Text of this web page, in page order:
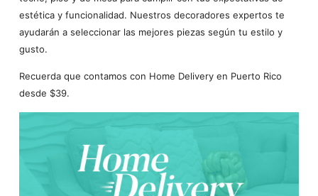
estética y funcionalidad. Nuestros decoradores expertos te
ayudarán a seleccionar las mejores piezas según tu estilo y
gusto.
Recuerda que contamos con Home Delivery en Puerto Rico
desde $39.